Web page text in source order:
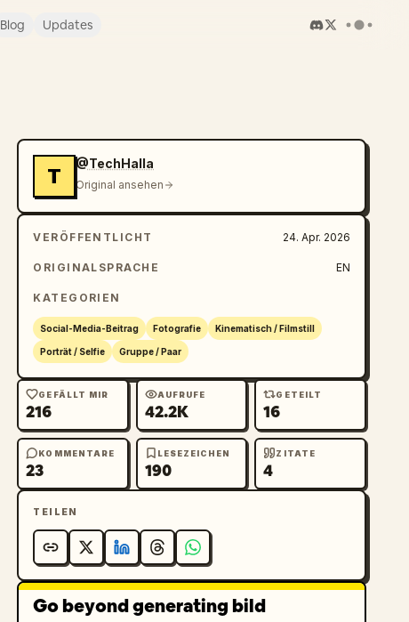
Blog Updates
T
@TechHalla
Original ansehen
VERÖFFENTLICHT 24. Apr. 2026
ORIGINALSPRACHE EN
KATEGORIEN
Social-Media-Beitrag Fotografie Kinematisch / Filmstill
Porträt / Selfie Gruppe / Paar
GEFÄLLT MIR
216
AUFRUFE
42.2K
GETEILT
16
KOMMENTARE
23
LESEZEICHEN
190
ZITATE
4
TEILEN
Go beyond generating bild